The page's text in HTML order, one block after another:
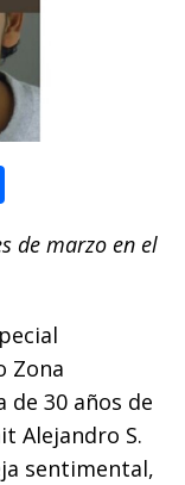
m
ar
ti
r
de marzo en el
Zona
30 años de
Alejandro S.
sentimental,